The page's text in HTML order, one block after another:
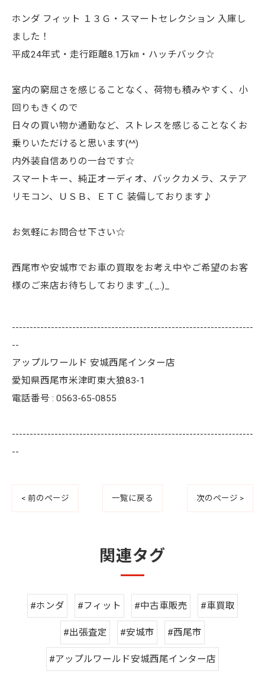
ホンダ フィット １３Ｇ・スマートセレクション 入庫し
ました！
平成24年式・走行距離8.1万㎞・ハッチバック☆
室内の窮屈さを感じることなく、荷物も積みやすく、小
回りもきくので
日々の買い物か通勤など、ストレスを感じることなくお
乗りいただけると思います(^^)
内外装自信ありの一台です☆
スマートキー、純正オーディオ、バックカメラ、ステア
リモコン、ＵＳＢ、ＥＴＣ 装備しております♪
お気軽にお問合せ下さい☆
西尾市や安城市でお車の買取をお考え中やご希望のお客
様のご来店お待ちしております_(._.)_
--------------------------------------------------------------------
--
アップルワールド 安城西尾インター店
愛知県西尾市米津町東大狼83-1
電話番号 : 0563-65-0855
--------------------------------------------------------------------
--
< 前のページ 一覧に戻る 次のページ >
関連タグ
#ホンダ #フィット #中古車販売 #車買取
#出張査定 #安城市 #西尾市
#アップルワールド安城西尾インター店